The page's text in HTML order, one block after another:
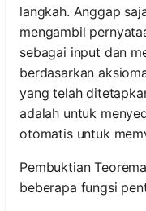
langkah. Anggap
mengambil
sebagai input dan
berdasarkan
yang telah
adalah untuk
otomatis untuk
Pembuktian
beberapa fungsi